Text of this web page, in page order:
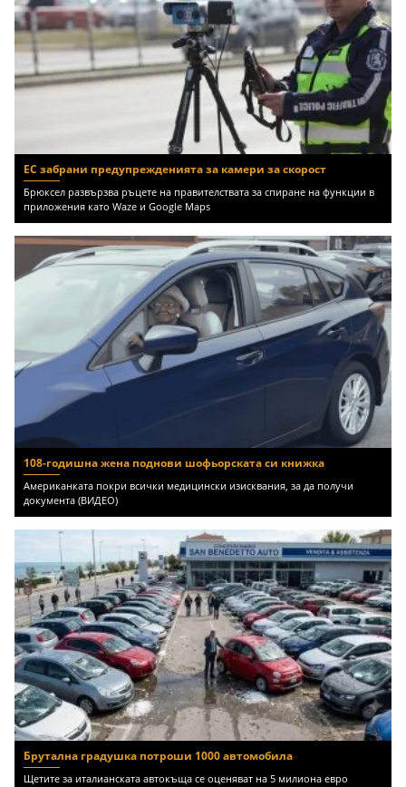
ЕС забрани предупрежденията за камери за скорост
Брюксел развързва ръцете на правителствата за спиране на функции в
приложения като Waze и Google Maps
108-годишна жена поднови шофьорската си книжка
Американката покри всички медицински изисквания, за да получи
документа (ВИДЕО)
Брутална градушка потроши 1000 автомобила
Щетите за италианската автокъща се оценяват на 5 милиона евро